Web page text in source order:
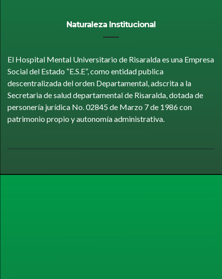
Naturaleza Institucional
El Hospital Mental Universitario de Risaralda es una Empresa
Social del Estado “E.S.E”, como entidad publica
descentralizada del orden Departamental, adscrita a la
Secretaria de salud departamental de Risaralda, dotada de
personería jurídica No. 02845 de Marzo 7 de 1986 con
patrimonio propio y autonomía administrativa.